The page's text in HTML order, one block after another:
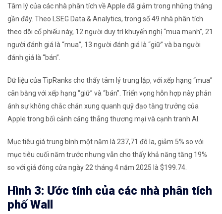
Tâm lý của các nhà phân tích về Apple đã giảm trong những tháng
gần đây. Theo LSEG Data & Analytics, trong số 49 nhà phân tích
theo dõi cổ phiếu này, 12 người duy trì khuyến nghị “mua mạnh”, 21
người đánh giá là “mua”, 13 người đánh giá là “giữ” và ba người
đánh giá là “bán”.
Dữ liệu của TipRanks cho thấy tâm lý trung lập, với xếp hạng “mua”
cân bằng với xếp hạng “giữ” và “bán”. Triển vọng hỗn hợp này phản
ánh sự không chắc chắn xung quanh quỹ đạo tăng trưởng của
Apple trong bối cảnh căng thẳng thương mại và cạnh tranh AI.
Mục tiêu giá trung bình một năm là 237,71 đô la, giảm 5% so với
mục tiêu cuối năm trước nhưng vẫn cho thấy khả năng tăng 19%
so với giá đóng cửa ngày 22 tháng 4 năm 2025 là $199.74.
Hình 3: Ước tính của các nhà phân tích
phố Wall